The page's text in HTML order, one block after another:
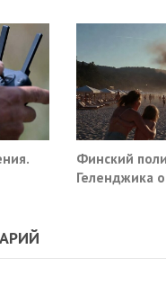
Финский
Геленджика